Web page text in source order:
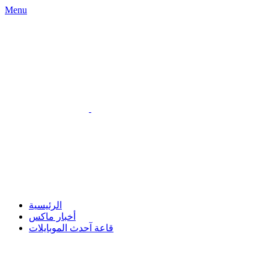
Menu
الرئيسية
أخبار ماكس
قاعة آحدث الموبايلات